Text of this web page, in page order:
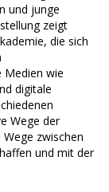
und junge
zeigt
die sich
Medien wie
digitale
Wege der
zwischen
und mit der